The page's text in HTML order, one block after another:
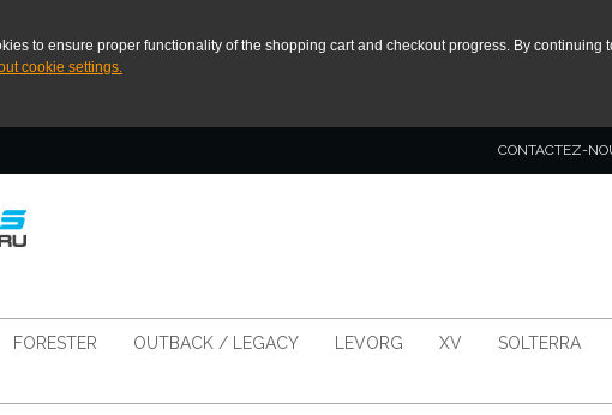
to ensure proper functionality of the shopping cart and checkout progress. By
cookie settings.
CONTACTEZ-
FORESTER OUTBACK / LEGACY LEVORG XV SOLTERRA